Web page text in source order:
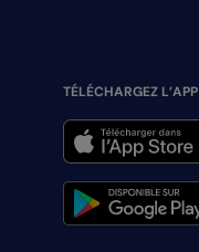
TÉLÉCHARGEZ L’APP